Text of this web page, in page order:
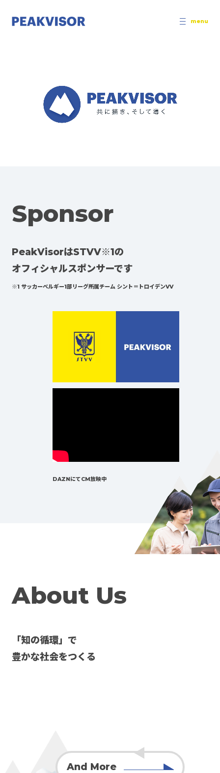
menu
Sponsor
PeakVisorはSTVV※1の
オフィシャルスポンサーです
※1 サッカーベルギー1部リーグ所属チーム シント＝トロイデンVV
DAZNにてCM放映中
About Us
「知の循環」で
豊かな社会をつくる
And More